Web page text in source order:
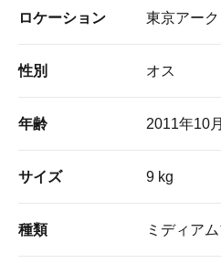
ロケーション 東京アーク
性別 オス
年齢 2011年10
サイズ 9 kg
種類 ミディア